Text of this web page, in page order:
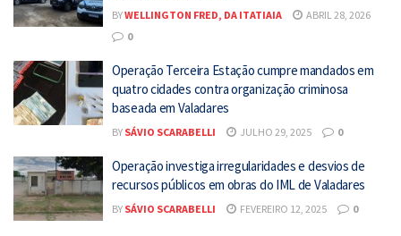
BYWELLINGTON FRED, DA ITATIAIA
ABRIL 28, 2026
0
Operação Terceira Estação cumpre mandados em
quatro cidades contra organização criminosa
baseada em Valadares
BY SÁVIO SCARABELLI JULHO 29, 2025 0
Operação investiga irregularidades e desvios de
recursos públicos em obras do IML de Valadares
BY SÁVIO SCARABELLI FEVEREIRO 12, 2025 0